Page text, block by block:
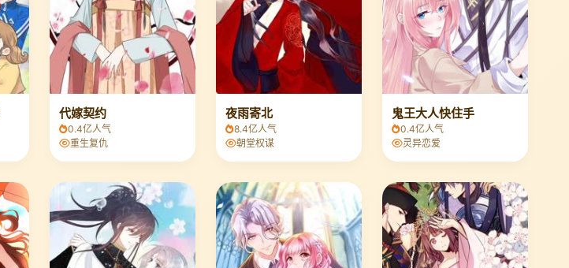
代嫁契约
0.4亿人气
重生复仇
夜雨寄北
8.4亿人气
朝堂权谋
鬼王大人快住手
0.4亿人气
灵异恋爱